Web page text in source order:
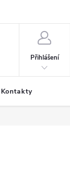
Přihlášení
Kontakty